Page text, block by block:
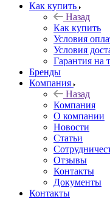
Как купить
Назад
Как купить
Условия
Условия
Гарантия на
Бренды
Компания
Назад
Компания
О компании
Новости
Статьи
Отзывы
Контакты
Документы
Контакты